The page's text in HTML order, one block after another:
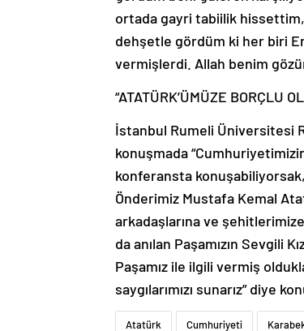
ortada gayri tabiilik hissettim,
dehşetle gördüm ki her biri
vermişlerdi. Allah benim
“ATATÜRK’ÜMÜZE BORÇLU
İstanbul Rumeli Üniversitesi
konuşmada
konferansta konuşabiliyorsak,
Önderimiz Mustafa Kemal
arkadaşlarına ve
da anılan Paşamızın Sevgili
Paşamız ile ilgili vermiş
saygılarımızı sunarız” diye
Atatürk Cumhuriyeti